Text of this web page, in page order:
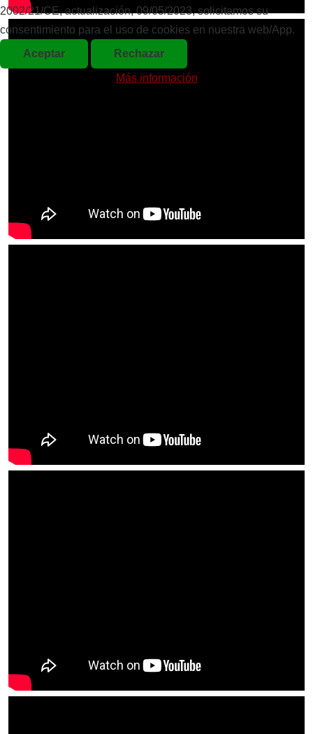
2002/21/CE, actualización, 09/05/2023, solicitamos su
consentimiento para el uso de cookies en nuestra web/App.
Aceptar
Rechazar
Más información